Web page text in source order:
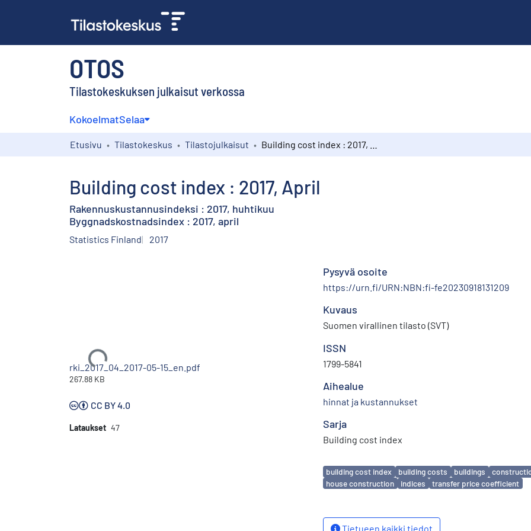
OTOS
Tilastokeskuksen julkaisut verkossa
KokoelmatSelaa
Etusivu Tilastokeskus Tilastojulkaisut
Building cost index : 2017, April
Rakennuskustannusindeksi : 2017, huhtikuu
Byggnadskostnadsindex : 2017, april
Statistics Finland 2017
Ladataan...
rki_2017_04_2017-05-15_en.pdf
267.88 KB
CC BY 4.0
Lataukset 47
Pysyvä osoite
https://urn.fi/URN:NBN:fi-fe20230918131209
Kuvaus
Suomen virallinen tilasto (SVT)
ISSN
1799-5841
Aihealue
hinnat ja kustannukset
Sarja
Building cost index
Avainsanat
building cost index building costs buildings
house construction
indices transfer price coefficient
Tietueen kaikki tiedot